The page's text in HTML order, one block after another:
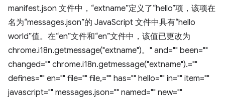
manifest.json 文件中，“extname”定义了“hello”项，该项在
名为“messages.json”的 JavaScript 文件中具有“hello
world”值。在“en”文件和“en”文件中，该值已更改为
chrome.i18n.getmessage("extname")。" and="" been=""
changed="" chrome.i18n.getmessage("extname").=""
defines="" en="" file="" file,="" has="" hello="" in="" item=""
javascript="" messages.json="" named="" new=""